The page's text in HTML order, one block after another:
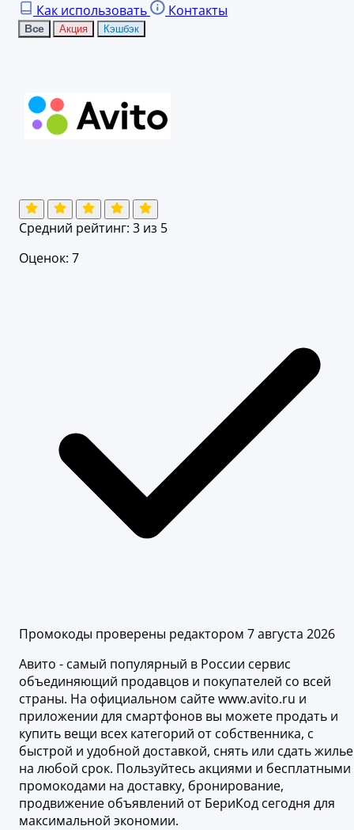
Как использовать Контакты
Все Акция Кэшбэк
Средний рейтинг: 3 из 5
Оценок: 7
Промокоды проверены редактором 7 августа 2026
Авито - самый популярный в России сервис
объединяющий продавцов и покупателей со всей
страны. На официальном сайте www.avito.ru и
приложении для смартфонов вы можете продать и
купить вещи всех категорий от собственника, с
быстрой и удобной доставкой, снять или сдать жилье
на любой срок. Пользуйтесь акциями и бесплатными
промокодами на доставку, бронирование,
продвижение объявлений от БериКод сегодня для
максимальной экономии.